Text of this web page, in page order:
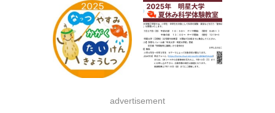
advertisement